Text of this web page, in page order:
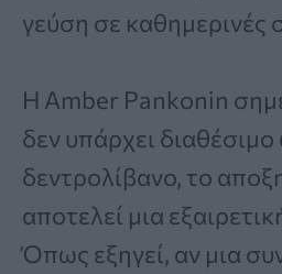
γεύση σε καθημερινές
Η Amber Pankonin
δεν υπάρχει
δεντρολίβανο, το
αποτελεί μια
Όπως εξηγεί, αν μια